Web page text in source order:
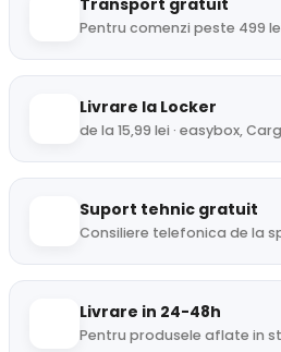
Transport gratuit
Pentru comenzi peste 499
Livrare la Locker
de la 15,99 lei · easybox,
Suport tehnic gratuit
Consiliere telefonica de la
Livrare in 24-48h
Pentru produsele aflate in